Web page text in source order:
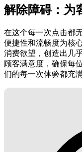
解除障碍：为
在这个每一次点击都
便捷性和流畅度为核
消费欲望，创造出几
顾客满意度，确保每
们的每一次体验都充